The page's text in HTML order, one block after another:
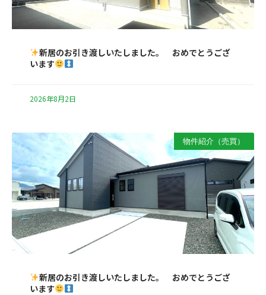
新居のお引き渡しいたしました。 おめでとうござ
います
2026年8月2日
物件紹介（売買）
新居のお引き渡しいたしました。 おめでとうござ
います